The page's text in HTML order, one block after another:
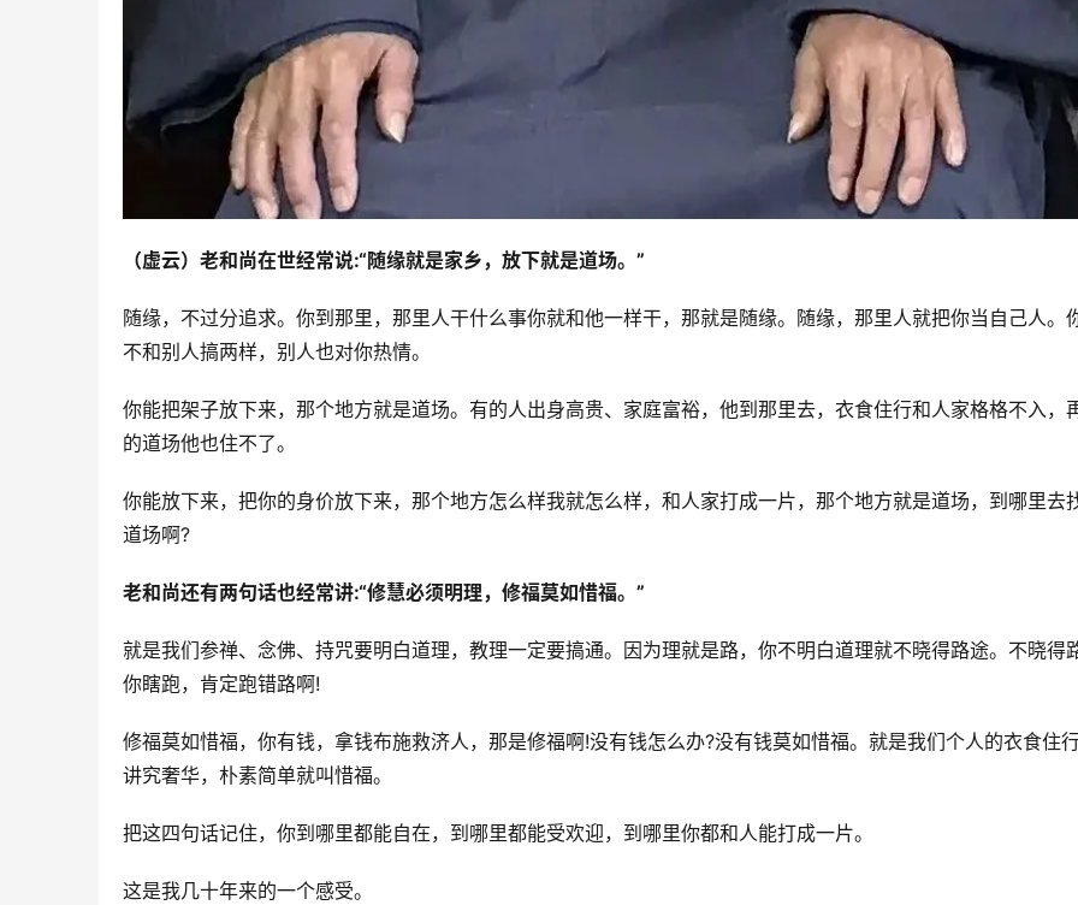
（虚云）老和尚在世经常说:“随缘就是家乡，放下就是道场。”
随缘，不过分追求。你到那里，那里人干什么事你就和他一样干，那就是随缘。随缘，那里人就把你当自己人。
不和别人搞两样，别人也对你热情。
你能把架子放下来，那个地方就是道场。有的人出身高贵、家庭富裕，他到那里去，衣食住行和人家格格不入，
的道场他也住不了。
你能放下来，把你的身价放下来，那个地方怎么样我就怎么样，和人家打成一片，那个地方就是道场，到哪里去
道场啊?
老和尚还有两句话也经常讲:“修慧必须明理，修福莫如惜福。”
就是我们参禅、念佛、持咒要明白道理，教理一定要搞通。因为理就是路，你不明白道理就不晓得路途。不晓得
你瞎跑，肯定跑错路啊!
修福莫如惜福，你有钱，拿钱布施救济人，那是修福啊!没有钱怎么办?没有钱莫如惜福。就是我们个人的衣食住
讲究奢华，朴素简单就叫惜福。
把这四句话记住，你到哪里都能自在，到哪里都能受欢迎，到哪里你都和人能打成一片。
这是我几十年来的一个感受。